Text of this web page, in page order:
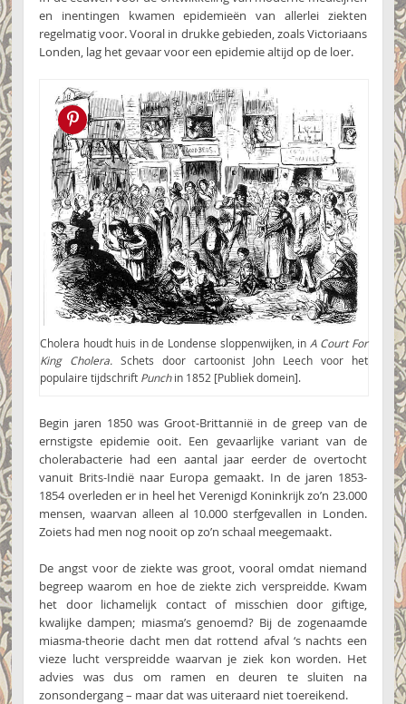
en inentingen kwamen epidemieën van allerlei ziekten
regelmatig voor. Vooral in drukke gebieden, zoals Victoriaans
Londen, lag het gevaar voor een epidemie altijd op de loer.
Pin this!
Cholera houdt huis in de Londense sloppenwijken, in A Court For
King Cholera. Schets door cartoonist John Leech voor het
populaire tijdschrift Punchin 1852 [Publiek domein].
Begin jaren 1850 was Groot-Brittannië in de greep van de
ernstigste epidemie ooit. Een gevaarlijke variant van de
cholerabacterie had een aantal jaar eerder de overtocht
vanuit Brits-Indië naar Europa gemaakt. In de jaren 1853-
1854 overleden er in heel het Verenigd Koninkrijk zo’n 23.000
mensen, waarvan alleen al 10.000 sterfgevallen in Londen.
Zoiets had men nog nooit op zo’n schaal meegemaakt.
De angst voor de ziekte was groot, vooral omdat niemand
begreep waarom en hoe de ziekte zich verspreidde. Kwam
het door lichamelijk contact of misschien door giftige,
kwalijke dampen; miasma’s genoemd? Bij de zogenaamde
miasma-theorie dacht men dat rottend afval ‘s nachts een
vieze lucht verspreidde waarvan je ziek kon worden. Het
advies was dus om ramen en deuren te sluiten na
zonsondergang – maar dat was uiteraard niet toereikend.